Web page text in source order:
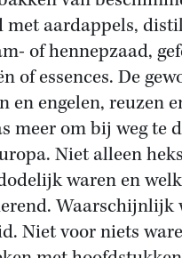
met aardappels,
of hennepzaad,
of essences. De
en engelen, reuzen
meer om bij weg te
Niet alleen
waren en
Waarschijnlijk
Niet voor niets